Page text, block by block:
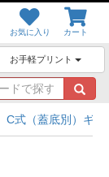
お気に入り カート
お手軽プリント
キ
ー
ワ
ー
C式（蓋底別）ギフ